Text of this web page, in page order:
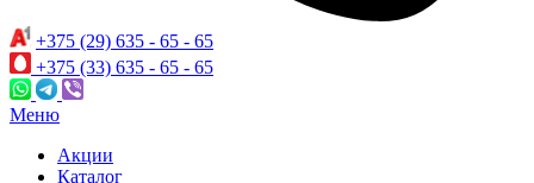
+375 (29) 635 - 65 - 65
+375 (33) 635 - 65 - 65
Меню
Акции
Каталог